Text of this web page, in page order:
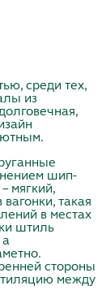
cреди тех,
из
шип-
мягкий,
такая
в местах
штиль
а
стороны
между